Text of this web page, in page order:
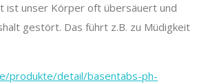
ist unser Körper oft übersäuert und
gestört. Das führt z.B. zu Müdigkeit
produkte/detail/basentabs-ph-